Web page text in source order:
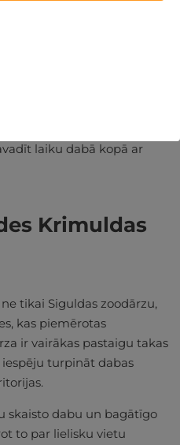
laiku dabā kopā ar
Krimuldas
tikai Siguldas zoodārzu,
kas piemērotas
ir vairākas pastaigu takas
turpināt dabas
skaisto dabu un bagātīgo
to par lielisku vietu